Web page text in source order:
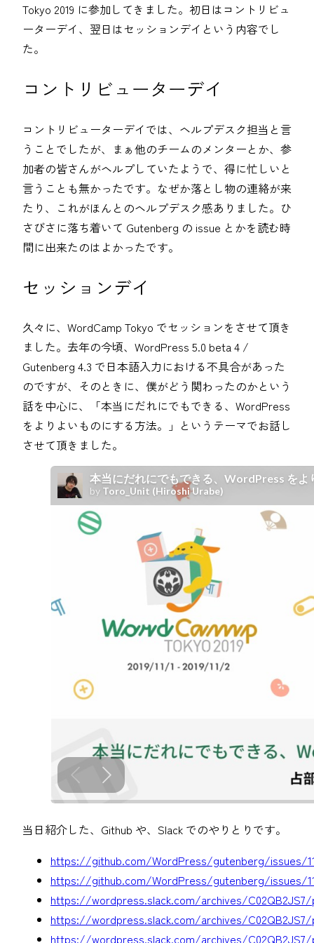
Tokyo 2019 に参加してきました。初日はコントリビュ
ーターデイ、翌日はセッションデイという内容でし
た。
コントリビューターデイ
コントリビューターデイでは、ヘルプデスク担当と言
うことでしたが、まぁ他のチームのメンターとか、参
加者の皆さんがヘルプしていたようで、得に忙しいと
言うことも無かったです。なぜか落とし物の連絡が来
たり、これがほんとのヘルプデスク感ありました。ひ
さびさに落ち着いて Gutenberg の issue とかを読む時
間に出来たのはよかったです。
セッションデイ
久々に、WordCamp Tokyo でセッションをさせて頂き
ました。去年の今頃、WordPress 5.0 beta 4 /
Gutenberg 4.3 で日本語入力における不具合があった
のですが、そのときに、僕がどう関わったのかという
話を中心に、「本当にだれにでもできる、WordPress
をよりよいものにする方法。」というテーマでお話し
させて頂きました。
当日紹介した、Github や、Slack でのやりとりです。
https://github.com/WordPress/gutenberg/issues/
https://github.com/WordPress/gutenberg/issues/
https://wordpress.slack.com/archives/C02QB2JS7/
https://wordpress.slack.com/archives/C02QB2JS7/
https://wordpress.slack.com/archives/C02QB2JS7/